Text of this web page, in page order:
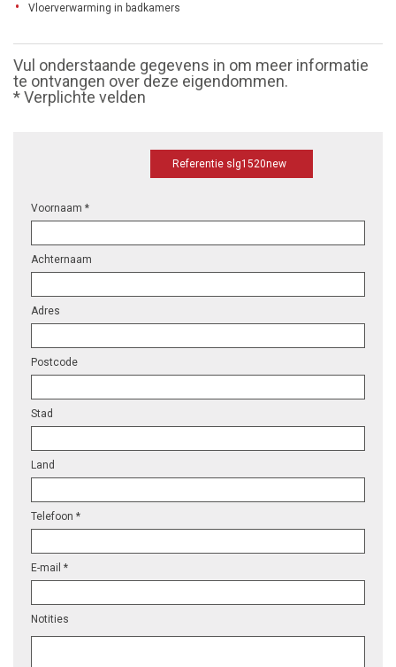
Vloerverwarming in badkamers
Vul onderstaande gegevens in om meer informatie
te ontvangen over deze eigendommen.
* Verplichte velden
Referentie slg1520new
Voornaam *
Achternaam
Adres
Postcode
Stad
Land
Telefoon *
E-mail *
Notities